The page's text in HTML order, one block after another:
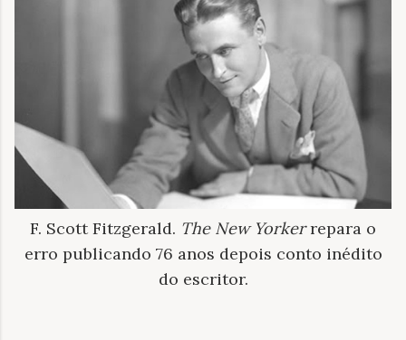
F. Scott Fitzgerald. The New Yorkerrepara o
erro publicando 76 anos depois conto inédito
do escritor.